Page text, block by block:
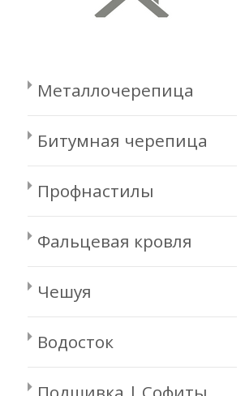
Металлочерепица
Битумная черепица
Профнастилы
Фальцевая кровля
Чешуя
Водосток